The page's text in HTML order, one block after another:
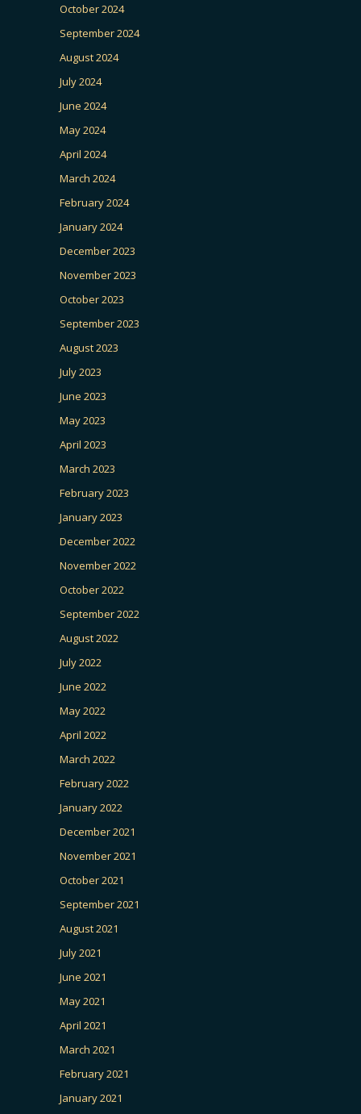
October 2024
September 2024
August 2024
July 2024
June 2024
May 2024
April 2024
March 2024
February 2024
January 2024
December 2023
November 2023
October 2023
September 2023
August 2023
July 2023
June 2023
May 2023
April 2023
March 2023
February 2023
January 2023
December 2022
November 2022
October 2022
September 2022
August 2022
July 2022
June 2022
May 2022
April 2022
March 2022
February 2022
January 2022
December 2021
November 2021
October 2021
September 2021
August 2021
July 2021
June 2021
May 2021
April 2021
March 2021
February 2021
January 2021